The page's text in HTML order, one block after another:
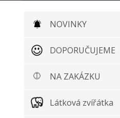
NOVINKY
DOPORUČUJEME
NA ZAKÁZKU
Látková zvířátka